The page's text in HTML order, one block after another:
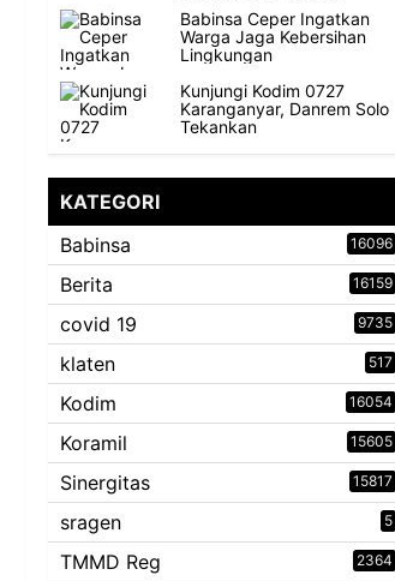
Babinsa Ceper Ingatkan
Warga Jaga Kebersihan
Lingkungan
Kunjungi Kodim 0727
Karanganyar, Danrem Solo
Tekankan
KATEGORI
Babinsa
16096
Berita 16159
covid 19 9735
klaten 517
Kodim 16054
Koramil 15605
Sinergitas 15817
sragen 5
TMMD Reg 2364